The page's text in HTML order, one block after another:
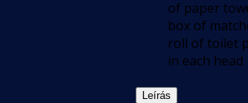
of paper
box of
roll of toilet
in each head
Leírás